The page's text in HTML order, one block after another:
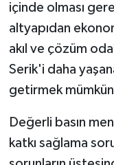
içinde olması
altyapıdan
akıl ve çözüm
Serik'i daha
getirmek
Değerli basın
katkı sağlama